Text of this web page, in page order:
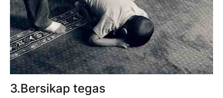
3.Bersikap tegas